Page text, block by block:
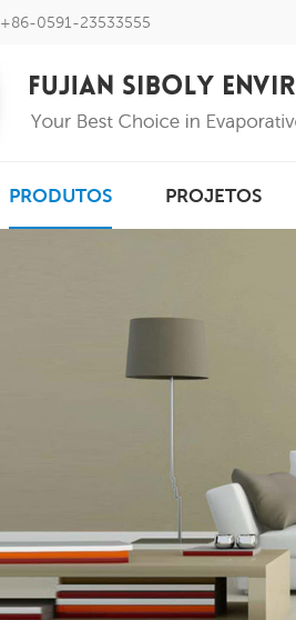
+86-0591-23533555
PRODUTOS PROJETOS